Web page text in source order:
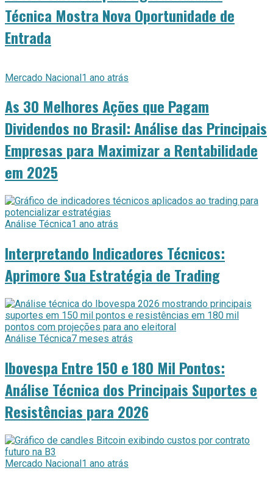
Técnica Mostra Nova Oportunidade de
Entrada
Mercado Nacional1 ano atrás
As 30 Melhores Ações que Pagam
Dividendos no Brasil: Análise das Principais
Empresas para Maximizar a Rentabilidade
em 2025
Análise Técnica1 ano atrás
Interpretando Indicadores Técnicos:
Aprimore Sua Estratégia de Trading
Análise Técnica7 meses atrás
Ibovespa Entre 150 e 180 Mil Pontos:
Análise Técnica dos Principais Suportes e
Resistências para 2026
Mercado Nacional1 ano atrás